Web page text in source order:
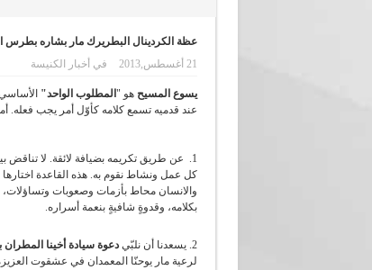
عظة الكردينال البطريرك مار بشاره بطرس
21 أغسطس,2013
في أخبار الكنيسة
يسوع المسيح هو " المطلوب الواحد"
عند قدميه تسمع كلامه كأوّل أمر يجب فعله.
1. عن طريق تكريمه بضيافة لائقة. لا تناقض
كل عمل ونشاط نقوم به. هذه القاعدة
والانسان محاط بأزمات وصعوبات وتساؤلات،
بكلامه، وقدوةٍ شافيةٍ بنعمة أسراره.
2. يسعدنا أن نلبّي دعوة سيادة أخينا المطران
لرعية مار يوحنّا المعمدان في عشقوت